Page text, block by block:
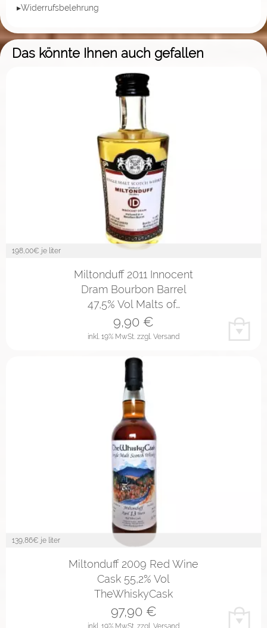
▸Widerrufsbelehrung
Das könnte Ihnen auch gefallen
198,00€ je liter
Miltonduff 2011 Innocent
Dram Bourbon Barrel
47,5% Vol Malts of…
inkl. 19% MwSt. zzgl. Versand
9,90 €
139,86€ je liter
Miltonduff 2009 Red Wine
Cask 55,2% Vol
TheWhiskyCask
inkl. 19% MwSt. zzgl. Versand
97,90€